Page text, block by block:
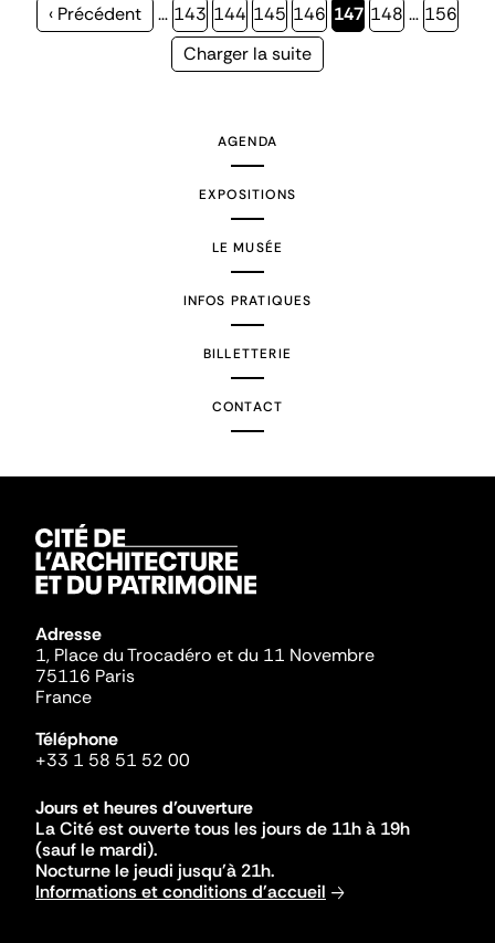
Page
‹ Précédent … Page
143 Page
144 Page
145 Page
146 Page
147 Page
148 … Page
156
Page
Charger la suite
AGENDA
EXPOSITIONS
LE MUSÉE
INFOS PRATIQUES
BILLETTERIE
CONTACT
Adresse
1, Place du Trocadéro et du 11 Novembre
75116 Paris
France
Téléphone
+33 1 58 51 52 00
Jours et heures d'ouverture
La Cité est ouverte tous les jours de 11h à 19h
(sauf le mardi).
Nocturne le jeudi jusqu'à 21h.
Informations et conditions d'accueil